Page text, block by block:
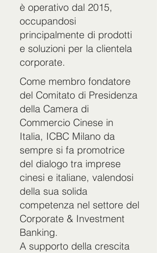
è operativo dal 2015,
occupandosi
principalmente di prodotti
e soluzioni per la clientela
corporate.
Come membro fondatore
del Comitato di Presidenza
della Camera di
Commercio Cinese in
Italia, ICBC Milano da
sempre si fa promotrice
del dialogo tra imprese
cinesi e italiane, valendosi
della sua solida
competenza nel settore del
Corporate & Investment
Banking.
A supporto della crescita